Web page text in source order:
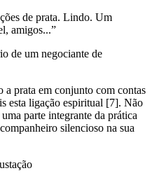
de prata. Lindo. Um
amigos...”
de um negociante de
a prata em conjunto com contas
esta ligação espiritual [7]. Não
parte integrante da prática
silencioso na sua